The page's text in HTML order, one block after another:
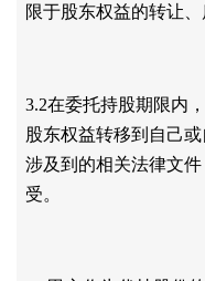
限于股东权益的转让
3.2在委托持股期限内
股东权益转移到自己
涉及到的相关法律文
受。